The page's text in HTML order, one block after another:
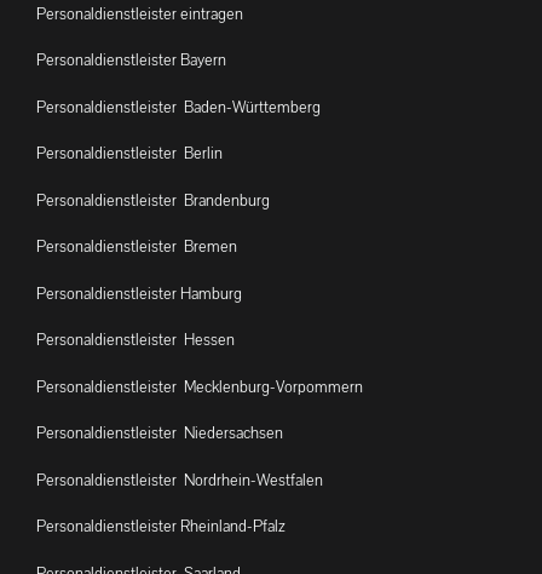
Personaldienstleister eintragen
Personaldienstleister Bayern
Personaldienstleister Baden-Württemberg
Personaldienstleister Berlin
Personaldienstleister Brandenburg
Personaldienstleister Bremen
Personaldienstleister Hamburg
Personaldienstleister Hessen
Personaldienstleister Mecklenburg-Vorpommern
Personaldienstleister Niedersachsen
Personaldienstleister Nordrhein-Westfalen
Personaldienstleister Rheinland-Pfalz